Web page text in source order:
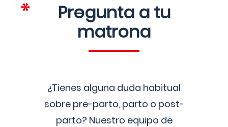
Pregunta a tu
matrona
¿Tienes alguna duda habitual
sobre pre-parto, parto o post-
parto? Nuestro equipo de